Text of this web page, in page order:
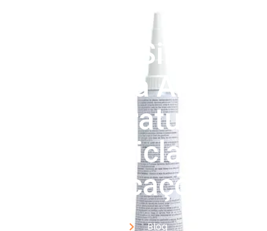
Como O Silicone
Suporta Altas
Temperaturas:
Limites, Ciclagem E
Certificações
Blog